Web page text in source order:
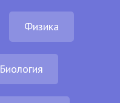
Физика
Биология